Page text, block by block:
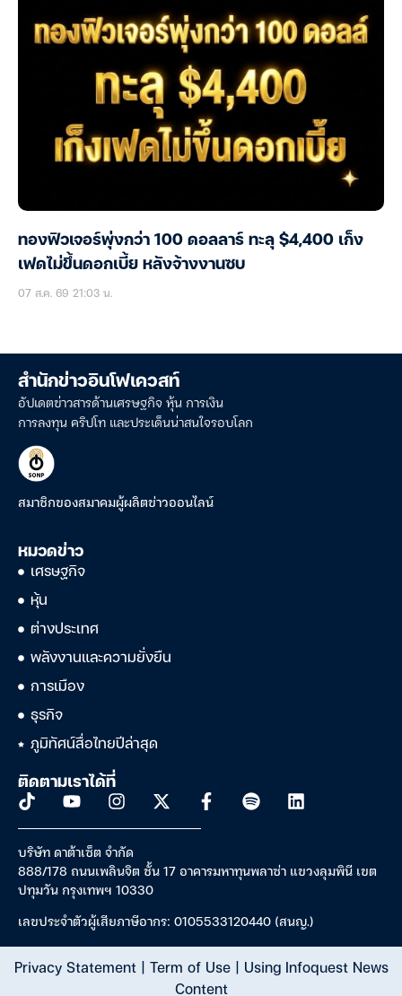
ทองฟิวเจอร์พุ่งกว่า 100 ดอลลาร์ ทะลุ $4,400 เก็ง
เฟดไม่ขึ้นดอกเบี้ย หลังจ้างงานซบ
07 ส.ค. 69 21:03 น.
สำนักข่าวอินโฟเควสท์
อัปเดตข่าวสารด้านเศรษฐกิจ หุ้น การเงิน
การลงทุน คริปโท และประเด็นน่าสนใจรอบโลก
สมาชิกของสมาคมผู้ผลิตข่าวออนไลน์
หมวดข่าว
เศรษฐกิจ
หุ้น
ต่างประเทศ
พลังงานและความยั่งยืน
การเมือง
ธุรกิจ
ภูมิทัศน์สื่อไทยปีล่าสุด
ติดตามเราได้ที่
บริษัท ดาต้าเซ็ต จำกัด
888/178 ถนนเพลินจิต ชั้น 17 อาคารมหาทุนพลาซ่า แขวงลุมพินี เขต
ปทุมวัน กรุงเทพฯ 10330
เลขประจำตัวผู้เสียภาษีอากร: 0105533120440 (สนญ.)
Privacy Statement| Term of Use| Using Infoquest News
Content